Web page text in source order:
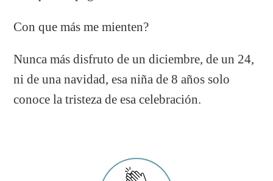
Con que más me mienten?
Nunca más disfruto de un diciembre, de un 24,
ni de una navidad, esa niña de 8 años solo
conoce la tristeza de esa celebración.